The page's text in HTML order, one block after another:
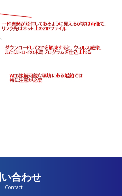
合わせ